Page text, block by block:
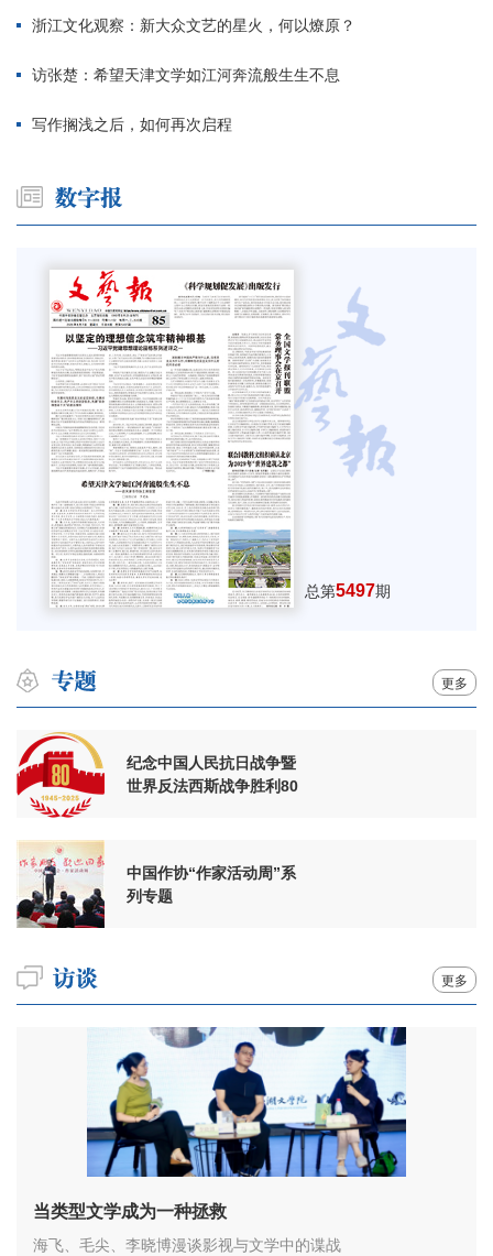
浙江文化观察：新大众文艺的星火，何以燎原？
访张楚：希望天津文学如江河奔流般生生不息
写作搁浅之后，如何再次启程
总第5497期
更多
纪念中国人民抗日战争暨
世界反法西斯战争胜利80
中国作协“作家活动周”系
列专题
更多
当类型文学成为一种拯救
海飞、毛尖、李晓博漫谈影视与文学中的谍战